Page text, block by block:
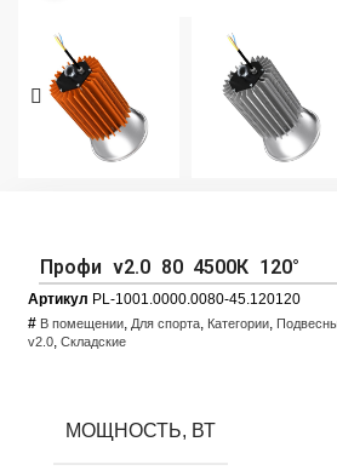
Профи v2.0 80 4500К 120°
Артикул PL-1001.0000.0080-45.120120
# В помещении, Для спорта, Категории,
v2.0, Складские
МОЩНОСТЬ, ВТ